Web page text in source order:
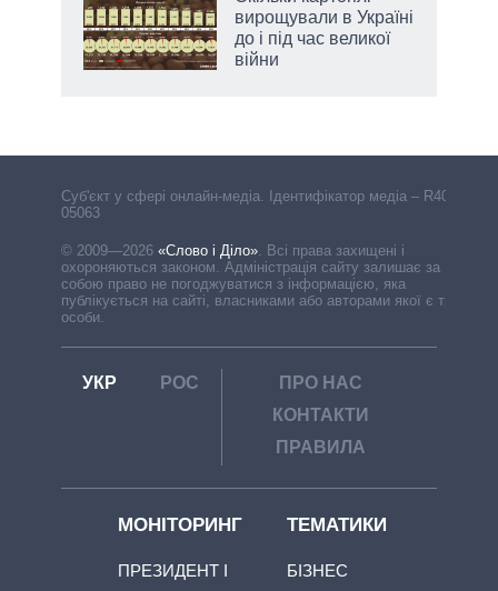
вирощували в Україні
до і під час великої
війни
Cуб'єкт у сфері онлайн-медіа. Ідентифікатор медіа – R40-
05063
© 2009—2026 «Слово і Діло»
Всі права захищені і
охороняються законом. Адміністрація сайту залишає за
собою право не погоджуватися з інформацією, яка
публікується на сайті, власниками або авторами якої є треті
особи.
УКР РОС
ПРО НАС
КОНТАКТИ
ПРАВИЛА
МОНІТОРИНГ
ПРЕЗИДЕНТ І
ТЕМАТИКИ
БІЗНЕС